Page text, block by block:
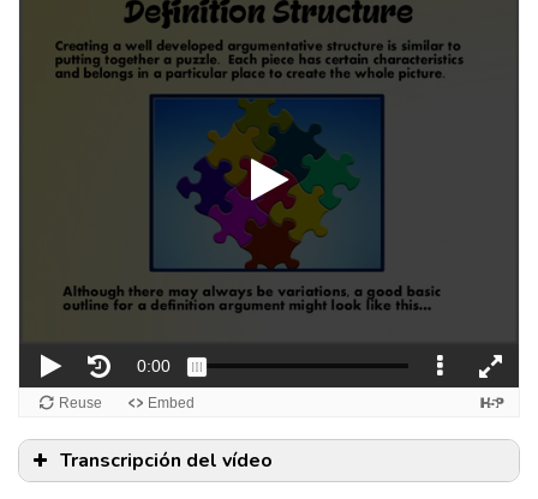
Transcripción del vídeo